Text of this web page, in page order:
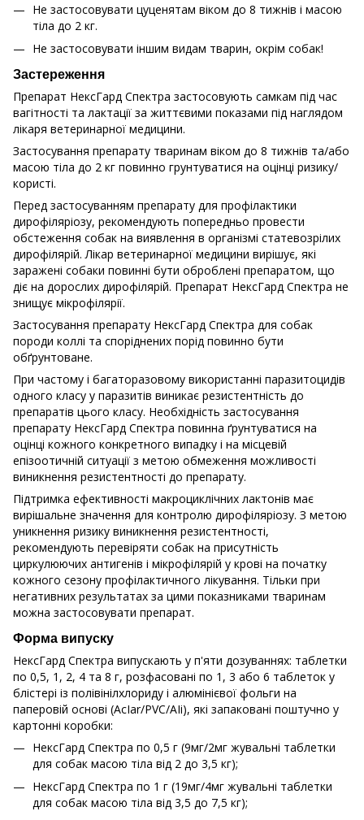
Не застосовувати цуценятам віком до 8 тижнів і масою
тіла до 2 кг.
Не застосовувати іншим видам тварин, окрім собак!
Застереження
Препарат НексГард Спектра застосовують самкам під час
вагітності та лактації за життєвими показами під наглядом
лікаря ветеринарної медицини.
Застосування препарату тваринам віком до 8 тижнів та/або
масою тіла до 2 кг повинно грунтуватися на оцінці ризику/
користі.
Перед застосуванням препарату для профілактики
дирофіляріозу, рекомендують попередньо провести
обстеження собак на виявлення в організмі статевозрілих
дирофілярій. Лікар ветеринарної медицини вирішує, які
заражені собаки повинні бути оброблені препаратом, що
діє на дорослих дирофілярій. Препарат НексГард Спектра не
знищує мікрофілярії.
Застосування препарату НексГард Спектра для собак
породи коллі та споріднених порід повинно бути
обґрунтоване.
При частому і багаторазовому використанні паразитоцидів
одного класу у паразитів виникає резистентність до
препаратів цього класу. Необхідність застосування
препарату НексГард Спектра повинна ґрунтуватися на
оцінці кожного конкретного випадку і на місцевій
епізоотичній ситуації з метою обмеження можливості
виникнення резистентності до препарату.
Підтримка ефективності макроциклічних лактонів має
вирішальне значення для контролю дирофіляріозу. З метою
уникнення ризику виникнення резистентності,
рекомендують перевіряти собак на присутність
циркулюючих антигенів і мікрофілярій у крові на початку
кожного сезону профілактичного лікування. Тільки при
негативних результатах за цими показниками тваринам
можна застосовувати препарат.
Форма випуску
НексГард Спектра випускають у п'яти дозуваннях: таблетки
по 0,5, 1, 2, 4 та 8 г, розфасовані по 1, 3 або 6 таблеток у
блістері із полівінілхлориду і алюмінієвої фольги на
паперовій основі (АсІаr/РVC/АІi), які запаковані поштучно у
картонні коробки:
НексГард Спектра по 0,5 г (9мг/2мг жувальні таблетки
для собак масою тіла від 2 до 3,5 кг);
НексГард Спектра по 1 г (19мг/4мг жувальні таблетки
для собак масою тіла від 3,5 до 7,5 кг);